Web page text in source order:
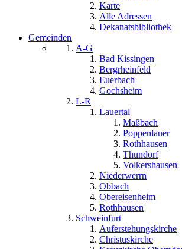
Karte
Alle Adressen
Dekanatsbibliothek
Gemeinden
A-G
Bad Kissingen
Bergrheinfeld
Euerbach
Gochsheim
L-R
Lauertal
Maßbach
Poppenlauer
Rothhausen
Thundorf
Volkershausen
Niederwerrn
Obbach
Obereisenheim
Rothhausen
Schweinfurt
Auferstehungskirche
Christuskirche